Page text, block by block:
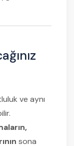
ve aynı
sona